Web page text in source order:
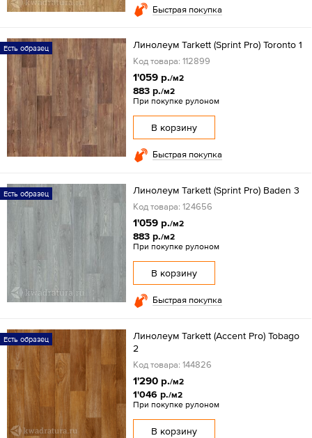
Быстрая покупка
Есть образец Линолеум Tarkett (Sprint Pro) Toronto 1
Код товара: 112899
1'059 р./м2
883 р./м2
При покупке рулоном
В корзину
Быстрая покупка
Есть образец Линолеум Tarkett (Sprint Pro) Baden 3
Код товара: 124656
1'059 р./м2
883 р./м2
При покупке рулоном
В корзину
Быстрая покупка
Есть образец
Линолеум Tarkett (Accent Pro) Tobago
2
Код товара: 144826
1'290 р./м2
1'046 р./м2
При покупке рулоном
В корзину